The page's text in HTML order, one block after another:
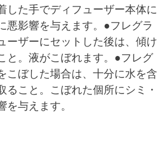
した手でディフューザー本体に
悪影響を与えます。●フレグラ
ーザーにセットした後は、傾け
と。液がこぼれます。●フレグ
こぼした場合は、十分に水を含
ること。こぼれた個所にシミ・
を与えます。